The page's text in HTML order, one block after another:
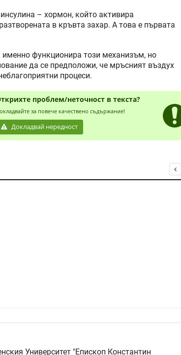
– хормон, който активира
в кръвта захар. А това е първата
именно функционира този механизъм, но
да се предположи, че мръсният въздух
процеси.
проблем/неточност в текста?
за повече качествено съдържание!
Докладвай нередност
Университет "Епископ Константин